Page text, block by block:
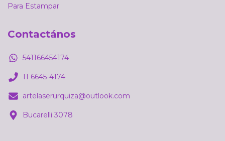
Para Estampar
Contactános
541166454174
11 6645-4174
artelaserurquiza@outlook.com
Bucarelli 3078